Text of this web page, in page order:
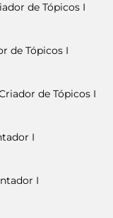
de Tópicos I
de Tópicos I
de Tópicos I
I
I